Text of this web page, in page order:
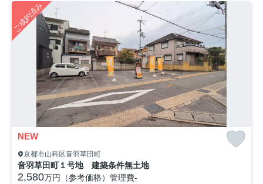
ご成約済み
NEW
京都市山科区音羽草田町
音羽草田町１号地 建築条件無土地
2,580万円（参考価格） 管理費-